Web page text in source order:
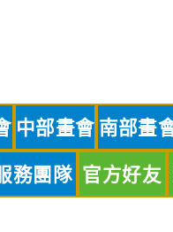
中部畫會 南部畫
務團隊 官方好友